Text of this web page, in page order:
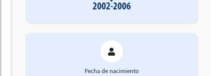
2002-2006
Fecha de nacimiento